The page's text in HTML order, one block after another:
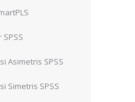
Asimetris SPSS
Simetris SPSS